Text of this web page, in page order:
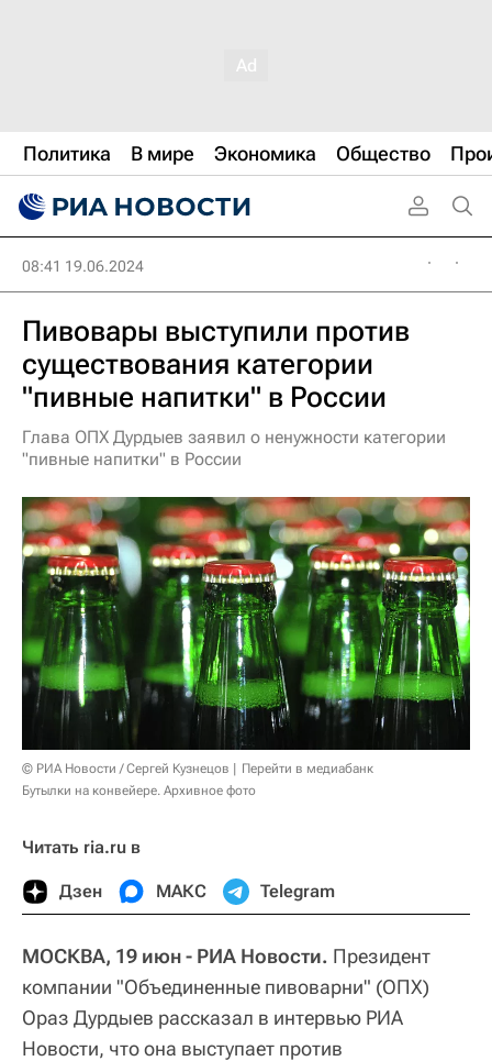
Политика В мире Экономика Общество
08:41 19.06.2024
Пивовары выступили против
существования категории
"пивные напитки" в России
Глава ОПХ Дурдыев заявил о ненужности категории
"пивные напитки" в России
© РИА Новости / Сергей Кузнецов
Перейти в медиабанк
Бутылки на конвейере. Архивное фото
Читать ria.ru в
Дзен МАКС Telegram
МОСКВА, 19 июн - РИА Новости. Президент
компании "Объединенные пивоварни" (ОПХ)
Ораз Дурдыев рассказал в интервью РИА
Новости, что она выступает против